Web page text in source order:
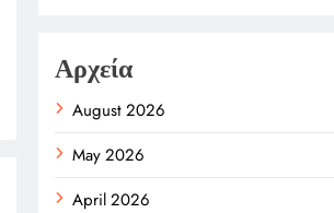
Αρχεία
August 2026
May 2026
April 2026